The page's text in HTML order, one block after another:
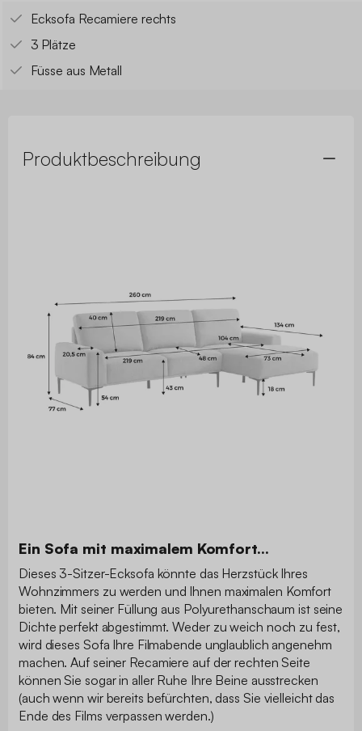
Ecksofa Recamiere rechts
3 Plätze
Füsse aus Metall
Produktbeschreibung
Ein Sofa mit maximalem Komfort...
Dieses 3-Sitzer-Ecksofa könnte das Herzstück Ihres
Wohnzimmers zu werden und Ihnen maximalen Komfort
bieten. Mit seiner Füllung aus Polyurethanschaum ist seine
Dichte perfekt abgestimmt. Weder zu weich noch zu fest,
wird dieses Sofa Ihre Filmabende unglaublich angenehm
machen. Auf seiner Recamiere auf der rechten Seite
können Sie sogar in aller Ruhe Ihre Beine ausstrecken
(auch wenn wir bereits befürchten, dass Sie vielleicht das
Ende des Films verpassen werden.)